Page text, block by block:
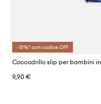
-15%* con codice OFF
9,90 €